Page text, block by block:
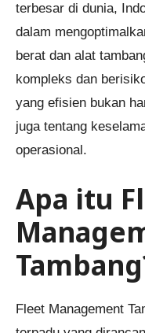
terbesar di dunia,
dalam
berat dan alat
kompleks dan
yang efisien bukan
juga tentang
operasional.
Apa itu
Fleet Management